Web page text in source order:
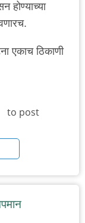
होण्याच्या
एकाच ठिकाणी
to post